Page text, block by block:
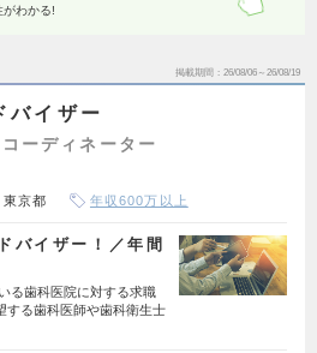
がわかる!
掲載期間 26/08/06～26/08/19
バイザー
ーディネーター
東京都 年収600万以上
バイザー！／年間
る歯科医院に対する求職
する歯科医師や歯科衛生士